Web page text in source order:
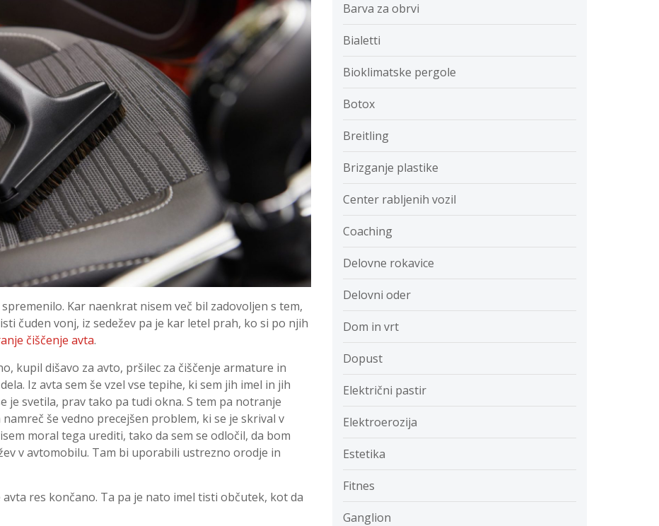
Kar naenkrat nisem več bil zadovoljen s tem,
čuden vonj, iz sedežev pa je kar letel prah, ko si po njih
čiščenje avta.
kupil dišavo za avto, pršilec za čiščenje armature in
Iz avta sem še vzel vse tepihe, ki sem jih imel in jih
je svetila, prav tako pa tudi okna. S tem pa notranje
še vedno precejšen problem, ki se je skrival v
moral tega urediti, tako da sem se odločil, da bom
v avtomobilu. Tam bi uporabili ustrezno orodje in
res končano. Ta pa je nato imel tisti občutek, kot da
Barva za obrvi
Bialetti
Bioklimatske pergole
Botox
Breitling
Brizganje plastike
Center rabljenih vozil
Coaching
Delovne rokavice
Delovni oder
Dom in vrt
Dopust
Električni pastir
Elektroerozija
Estetika
Fitnes
Ganglion